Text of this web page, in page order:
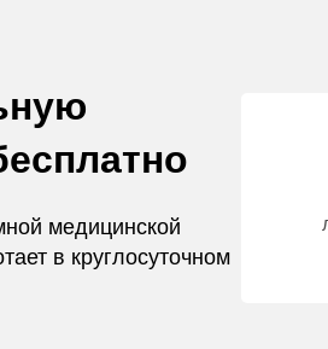
медицинской
в круглосуточном